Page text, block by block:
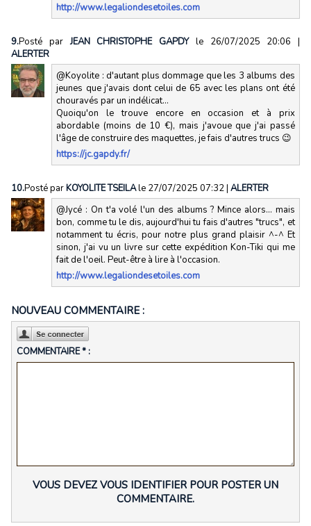
http://www.legaliondesetoiles.com
9.Posté parJEAN CHRISTOPHE GAPDY le 26/07/2025 20:06 |
ALERTER
@Koyolite : d'autant plus dommage que les 3 albums des
jeunes que j'avais dont celui de 65 avec les plans ont été
chouravés par un indélicat...
Quoiqu'on le trouve encore en occasion et à prix
abordable (moins de 10 €), mais j'avoue que j'ai passé
l'âge de construire des maquettes, je fais d'autres trucs 😉
https://jc.gapdy.fr/
10.Posté parKOYOLITE TSEILAle 27/07/2025 07:32| ALERTER
@Jycé : On t'a volé l'un des albums ? Mince alors... mais
bon, comme tu le dis, aujourd'hui tu fais d'autres "trucs", et
notamment tu écris, pour notre plus grand plaisir ^-^ Et
sinon, j'ai vu un livre sur cette expédition Kon-Tiki qui me
fait de l'oeil. Peut-être à lire à l'occasion.
http://www.legaliondesetoiles.com
NOUVEAU COMMENTAIRE :
COMMENTAIRE * :
VOUS DEVEZ VOUS IDENTIFIER POUR POSTER UN
COMMENTAIRE.